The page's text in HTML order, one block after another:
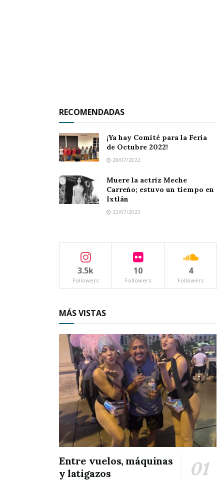
benefician, sino que se activan y contagian a
otros en la sana afición al balompié.
RECOMENDADAS
¡Ya hay Comité para la Feria
de Octubre 2022!
28/07/2022
Muere la actriz Meche
Carreño; estuvo un tiempo en
Ixtlán
22/07/2022
3.5k
Followers
10
Followers
4
Followers
MÁS VISTAS
Entre vuelos, máquinas
y latigazos